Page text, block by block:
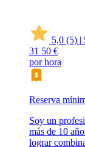
5,0 (5) |
31 50 €
por hora
Reserva
Soy un
más de 10
lograr